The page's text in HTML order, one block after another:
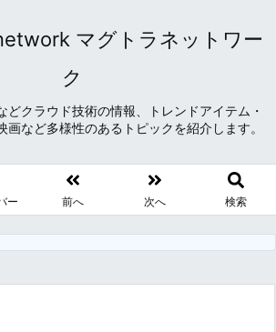
マグトラネットワー
ク
どクラウド技術の情報、トレンドアイテム・
画など多様性のあるトピックを紹介します。
ー 前へ 次へ 検索